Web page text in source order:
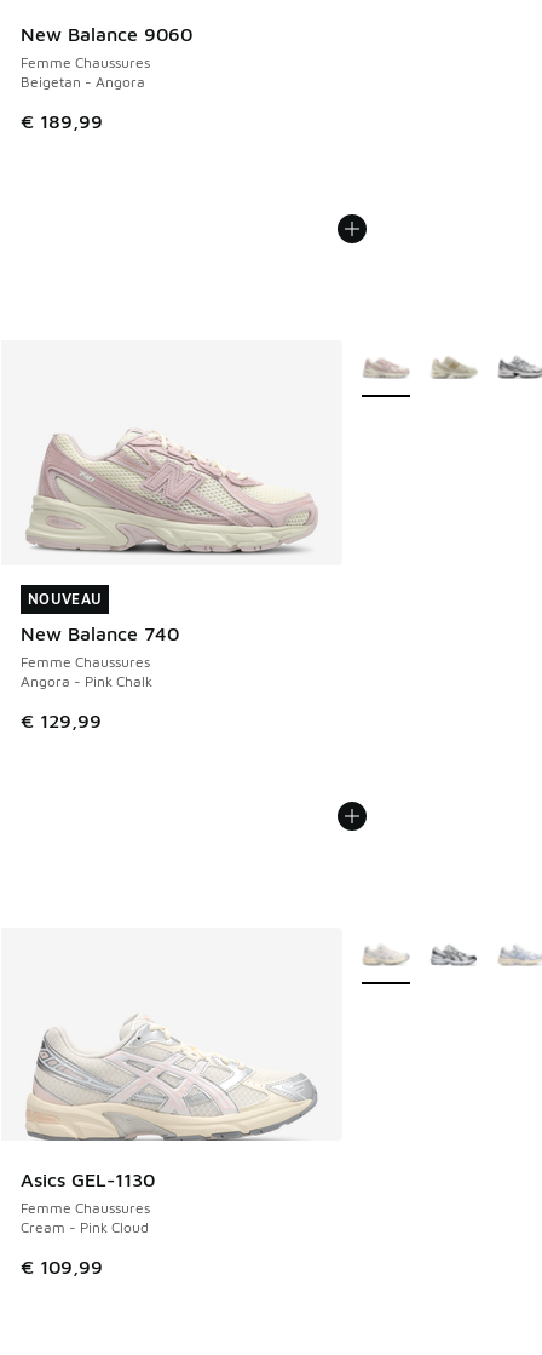
New Balance 9060
Femme Chaussures
Beigetan - Angora
€ 189,99
NOUVEAU
New Balance 740
Femme Chaussures
Angora - Pink Chalk
€ 129,99
NOUVEAU
Plus de couleurs
Asics GEL-1130
Femme Chaussures
Cream - Pink Cloud
€ 109,99
Plus de couleurs